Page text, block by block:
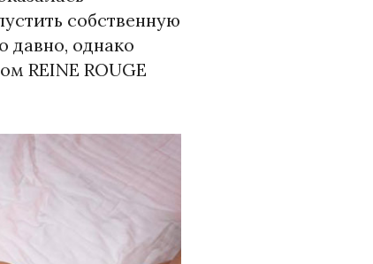
собственную
давно, однако
REINE ROUGE